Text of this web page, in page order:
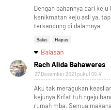
Dengan bahannya dari
kenikmatan keju asli ya,
terkandung di dalamnya
Balas Hapus
Balasan
Rach Alida Bahaweres
27 Desember 2021 pukul 09.41
Aku tak meragukan
kejunya Krfat tuh ngeju
rumah mba. Semua